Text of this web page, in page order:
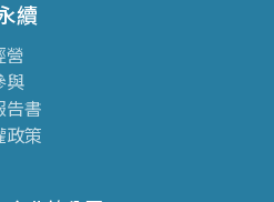
續
營
與
告書
政策